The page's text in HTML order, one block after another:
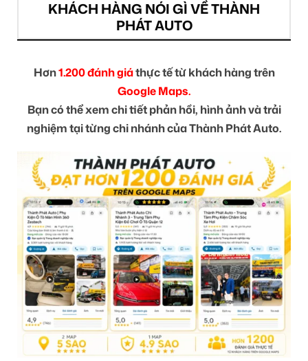
KHÁCH HÀNG NÓI GÌ VỀ THÀNH
PHÁT AUTO
Hơn1.200 đánh giáthực tế từ khách hàng trên
Google Maps.
Bạn có thể xem chi tiết phản hồi, hình ảnh và trải
nghiệm tại từng chi nhánh của Thành Phát Auto.